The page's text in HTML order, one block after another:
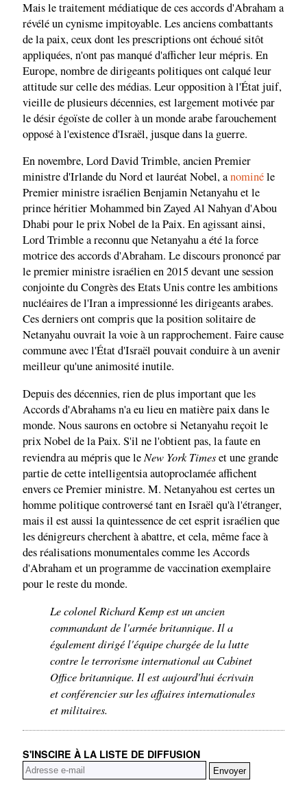
Mais le traitement médiatique de ces accords d'Abraham a
révélé un cynisme impitoyable. Les anciens combattants
de la paix, ceux dont les prescriptions ont échoué sitôt
appliquées, n'ont pas manqué d'afficher leur mépris. En
Europe, nombre de dirigeants politiques ont calqué leur
attitude sur celle des médias. Leur opposition à l'État juif,
vieille de plusieurs décennies, est largement motivée par
le désir égoïste de coller à un monde arabe farouchement
opposé à l'existence d'Israël, jusque dans la guerre.
En novembre, Lord David Trimble, ancien Premier
ministre d'Irlande du Nord et lauréat Nobel, anominéle
Premier ministre israélien Benjamin Netanyahu et le
prince héritier Mohammed bin Zayed Al Nahyan d'Abou
Dhabi pour le prix Nobel de la Paix. En agissant ainsi,
Lord Trimble a reconnu que Netanyahu a été la force
motrice des accords d'Abraham. Le discours prononcé par
le premier ministre israélien en 2015 devant une session
conjointe du Congrès des Etats Unis contre les ambitions
nucléaires de l'Iran a impressionné les dirigeants arabes.
Ces derniers ont compris que la position solitaire de
Netanyahu ouvrait la voie à un rapprochement. Faire cause
commune avec l'État d'Israël pouvait conduire à un avenir
meilleur qu'une animosité inutile.
Depuis des décennies, rien de plus important que les
Accords d'Abrahams n'a eu lieu en matière paix dans le
monde. Nous saurons en octobre si Netanyahu reçoit le
prix Nobel de la Paix. S'il ne l'obtient pas, la faute en
reviendra au mépris que leNew York Timeset une grande
partie de cette intelligentsia autoproclamée affichent
envers ce Premier ministre. M. Netanyahou est certes un
homme politique controversé tant en Israël qu'à l'étranger,
mais il est aussi la quintessence de cet esprit israélien que
les dénigreurs cherchent à abattre, et cela, même face à
des réalisations monumentales comme les Accords
d'Abraham et un programme de vaccination exemplaire
pour le reste du monde.
Le colonel Richard Kemp est un ancien
commandant de l'armée britannique. Il a
également dirigé l'équipe chargée de la lutte
contre le terrorisme international au Cabinet
Office britannique. Il est aujourd'hui écrivain
et conférencier sur les affaires internationales
et militaires.
S'INSCIRE À LA LISTE DE DIFFUSION